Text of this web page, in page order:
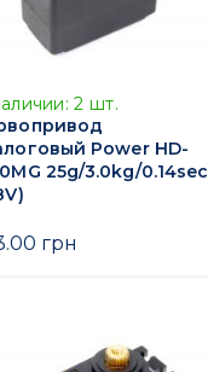
2 шт.
Power HD-
25g/3.0kg/0.14sec
грн